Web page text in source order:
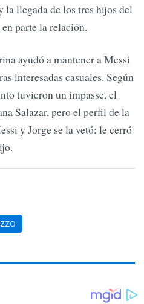
la llegada de los tres hijos del
parte la relación.
ayudó a mantener a Messi
interesadas casuales. Según
tuvieron un impasse, el
Salazar, pero el perfil de la
y Jorge se la vetó: le cerró